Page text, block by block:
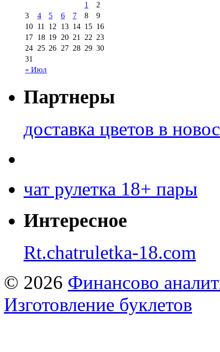
« Июл
1
2
3
4 5 6 7 8
9
10 11 12 13 14 15 16
17 18 19 20 21 22 23
24 25 26 27 28 29 30
31
Партнеры
доставка цветов в
чат рулетка 18+ пары
Интересное
Rt.chatruletka-18.com
© 2026 Финансово
Изготовление буклетов